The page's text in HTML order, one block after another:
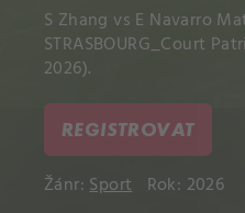
S Zhang vs E Navarro
STRASBOURG_Court
2026).
REGISTROVAT
Žánr:Sport Rok: 2026